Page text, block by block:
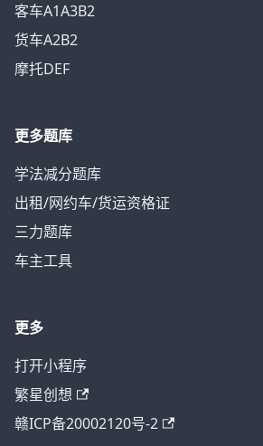
客车A1A3B2
货车A2B2
摩托DEF
更多题库
学法减分题库
出租/网约车/货运资格证
三力题库
车主工具
更多
打开小程序
繁星创想
赣ICP备20002120号-2